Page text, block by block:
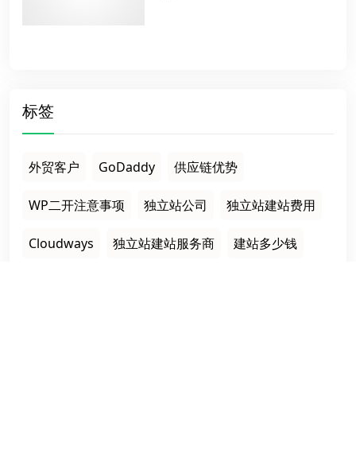
标签
外贸客户 GoDaddy 供应链优势
WP二开注意事项 独立站公司 独立站建站费用
Cloudways 独立站建站服务商 建站多少钱